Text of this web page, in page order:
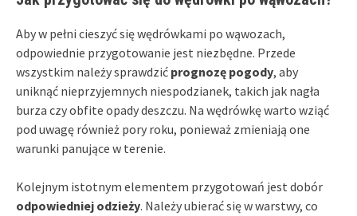
Aby w pełni cieszyć się wędrówkami po wąwozach,
odpowiednie przygotowanie jest niezbędne. Przede
wszystkim należy sprawdzić prognozę pogody, aby
uniknąć nieprzyjemnych niespodzianek, takich jak nagła
burza czy obfite opady deszczu. Na wędrówkę warto wziąć
pod uwagę również pory roku, ponieważ zmieniają one
warunki panujące w terenie.
Kolejnym istotnym elementem przygotowań jest dobór
odpowiedniej odzieży. Należy ubierać się w warstwy, co